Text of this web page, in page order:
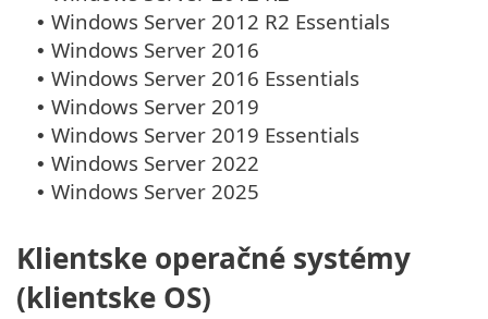
• Windows Server 2012 R2 Essentials
• Windows Server 2016
• Windows Server 2016 Essentials
• Windows Server 2019
• Windows Server 2019 Essentials
• Windows Server 2022
• Windows Server 2025
Klientske operačné systémy
(klientske OS)